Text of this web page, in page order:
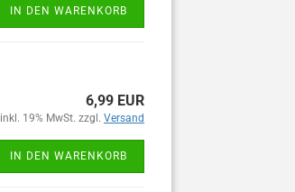
IN DEN WARENKORB
6,99 EUR
inkl. 19% MwSt. zzgl. Versand
IN DEN WARENKORB